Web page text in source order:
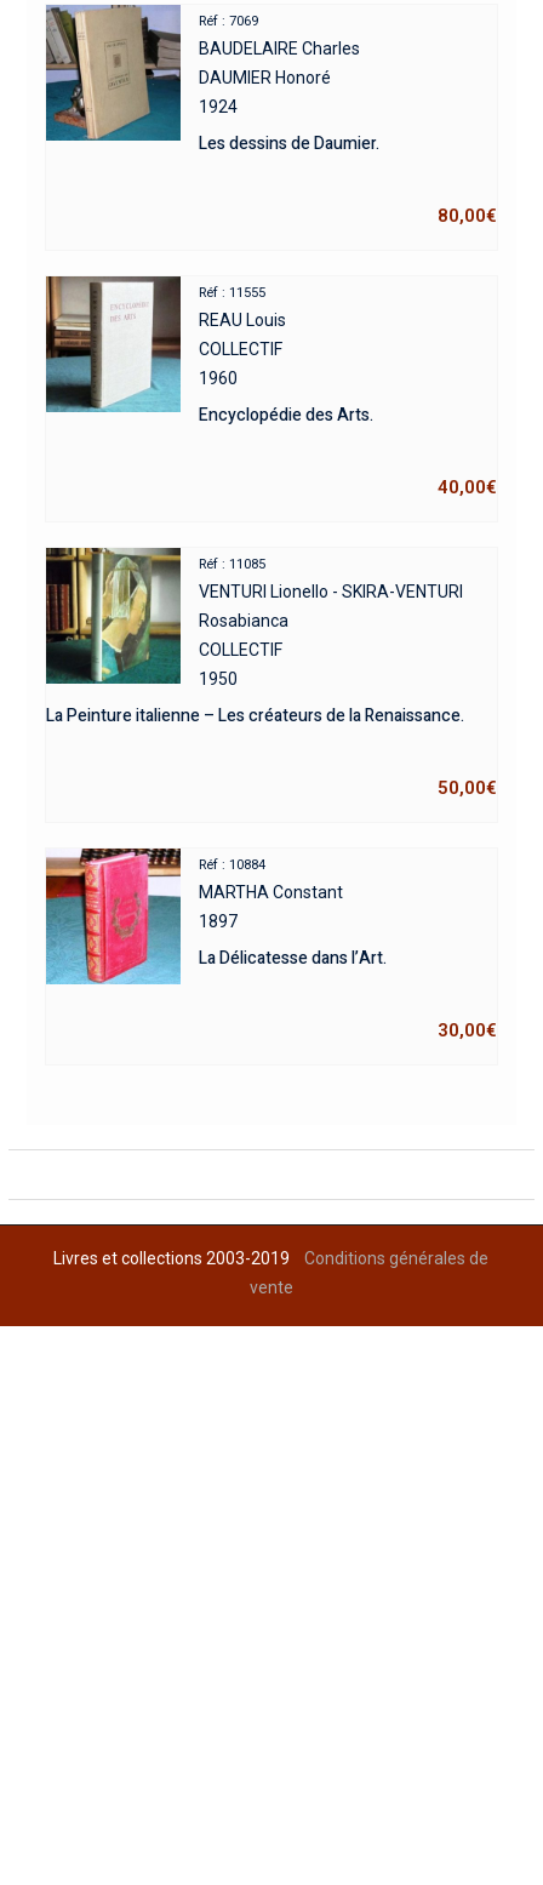
Réf : 7069
BAUDELAIRE Charles
DAUMIER Honoré
1924
Les dessins de Daumier.
80,00€
Réf : 11555
REAU Louis
COLLECTIF
1960
Encyclopédie des Arts.
40,00€
Réf : 11085
VENTURI Lionello - SKIRA-VENTURI
Rosabianca
COLLECTIF
1950
La Peinture italienne – Les créateurs de la Renaissance.
50,00€
Réf : 10884
MARTHA Constant
1897
La Délicatesse dans l’Art.
30,00€
Livres et collections 2003-2019Conditions générales de
vente